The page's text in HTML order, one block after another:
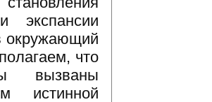
экспансии
окружающий
что
вызваны
истинной